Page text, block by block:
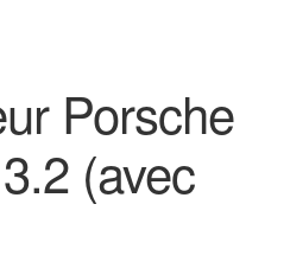
Porsche
(avec